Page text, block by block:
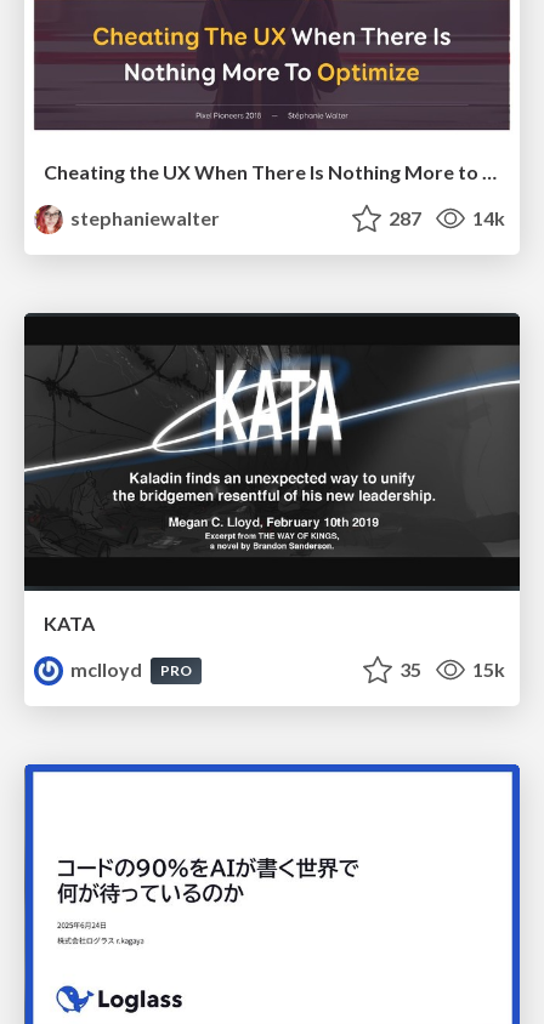
stephaniewalter
287 14k
KATA
mclloyd
PRO 35 15k